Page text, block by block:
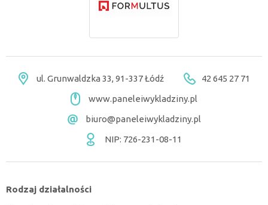
ul. Grunwaldzka 33, 91-337 Łódź
42 645 27 71
www.paneleiwykladziny.pl
biuro@paneleiwykladziny.pl
NIP: 726-231-08-11
Rodzaj działalności